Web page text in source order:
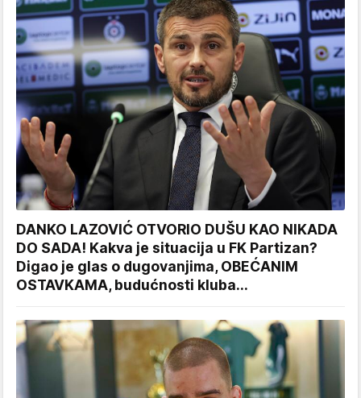
DANKO LAZOVIĆ OTVORIO DUŠU KAO NIKADA
DO SADA! Kakva je situacija u FK Partizan?
Digao je glas o dugovanjima, OBEĆANIM
OSTAVKAMA, budućnosti kluba...